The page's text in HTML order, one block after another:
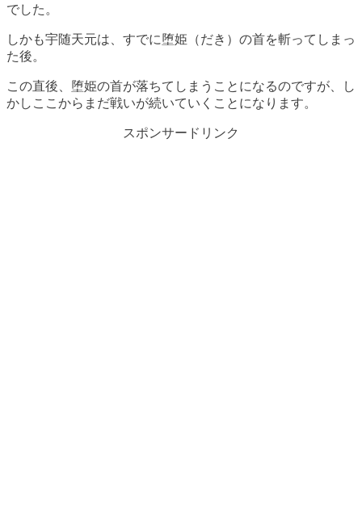
でした。
しかも宇随天元は、すでに堕姫（だき）の首を斬ってしまっ
た後。
この直後、堕姫の首が落ちてしまうことになるのですが、し
かしここからまだ戦いが続いていくことになります。
スポンサードリンク